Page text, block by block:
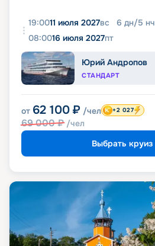
19:0011 июля 2027вс 6 дн/5 нч
08:0016 июля 2027пт
Юрий Андропов
СТАНДАРТ
от 62 100 ₽ /чел
69 000₽ /чел
+2 027
Выбрать круиз